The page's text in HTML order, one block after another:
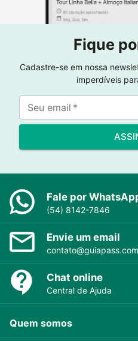
Fique
Cadastre-se em nossa
imperdíveis
Seu email *
Fale por
(54) 8142-7846
Envie um email
contato@guiapass.com
Chat online
Central de Ajuda
Quem somos